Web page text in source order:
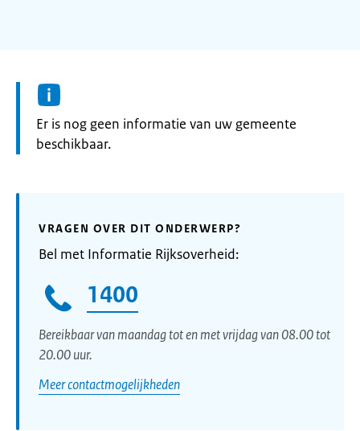
Informatie:
Er is nog geen informatie van uw gemeente
beschikbaar.
VRAGEN OVER DIT ONDERWERP?
Bel met Informatie Rijksoverheid:
1400
Bereikbaar van maandag tot en met vrijdag van 08.00 tot
20.00 uur.
Meer contactmogelijkheden